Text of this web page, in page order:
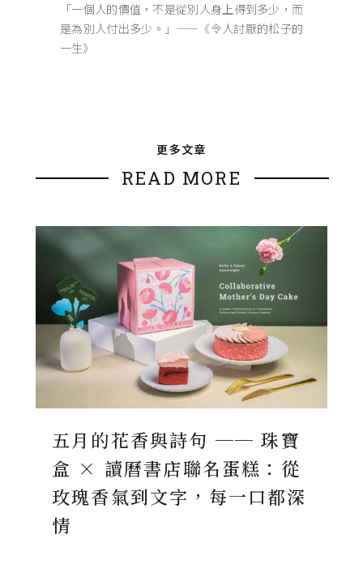
「一個人的價值，不是從別人身上得到多少，而
是為別人付出多少。」——《令人討厭的松子的
一生》
更多文章
READ MORE
五月的花香與詩句 ── 珠寶
盒 × 讀曆書店聯名蛋糕：從
玫瑰香氣到文字，每一口都深
情